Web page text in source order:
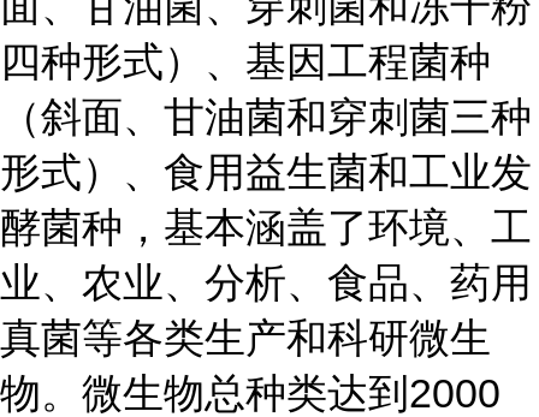
四种形式）、基因工程菌种
（斜面、甘油菌和穿刺菌三种
形式）、食用益生菌和工业发
酵菌种，基本涵盖了环境、工
业、农业、分析、食品、药用
真菌等各类生产和科研微生
物。微生物总种类达到2000